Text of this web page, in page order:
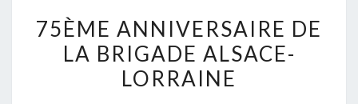
75ÈME ANNIVERSAIRE DE
LA BRIGADE ALSACE-
LORRAINE